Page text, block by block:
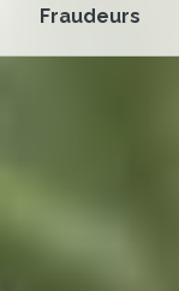
Fraudeurs